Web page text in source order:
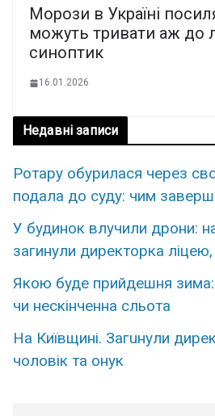
Морози в Україні
можуть тривати аж до
синоптик
16.01.2026
Недавні записи
Ротару обурилася через
подала до суду: чим
У будинок влучили дрони:
загинули директорка ліцею,
Якою буде прийдешня зима:
чи нескінченна сльота
На Київщині. Загuнули
чоловік та oнук